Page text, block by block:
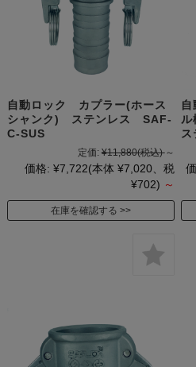
自動ロック カプラー(ホース
シャンク) ステンレス SAF-
C-SUS
定価: ¥11,880(税込) ～
価格: ¥7,722(本体 ¥7,020、税
¥702) ～
在庫を確認する